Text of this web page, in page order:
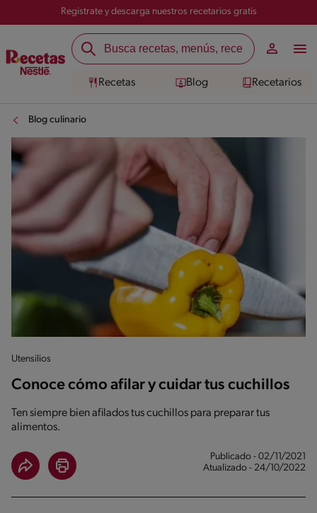
Registrate y descarga nuestros recetarios gratis
Recetas Blog Recetarios
Blog culinario
Utensilios
Conoce cómo afilar y cuidar tus cuchillos
Ten siempre bien afilados tus cuchillos para preparar tus
alimentos.
Publicado - 02/11/2021
Atualizado - 24/10/2022